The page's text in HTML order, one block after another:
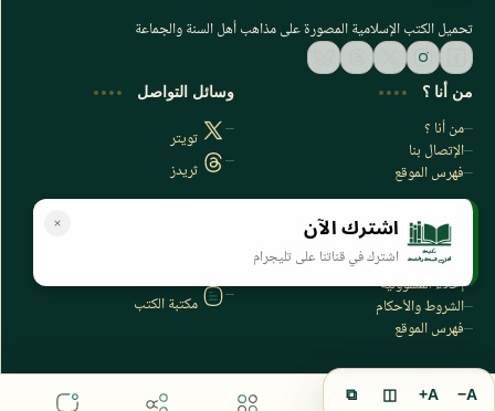
اشترك الآن
اشترك في قناتنا على تليجرام
تحميل الكتب الإسلامية المصورة على مذاهب أهل السنة والجماعة
من أنا ؟
من أنا ؟
الإتصال بنا
فهرس الموقع
وسائل التواصل
تويتر
ثريدز
سياسة الخصوصية
سياسة الخصوصية
إخلاء المسؤولية
الشروط والأحكام
فهرس الموقع
مكتبة الكتب
A−
A+
◫
⧉